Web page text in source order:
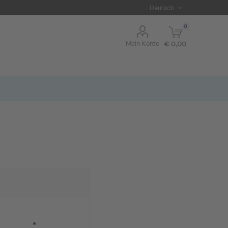
Mein Konto
0
€ 0,00
*